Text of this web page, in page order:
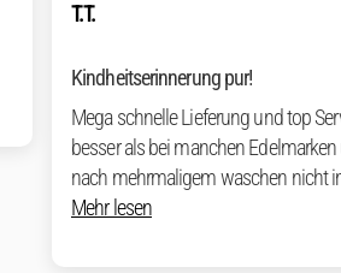
T.T.
Kindheitserinnerung pur!
Mega schnelle Lieferung und top
besser als bei manchen
nach mehrmaligem waschen nicht
Mehr lesen